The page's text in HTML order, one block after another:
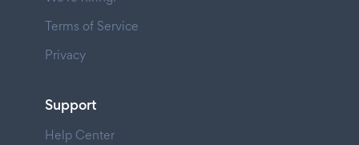
Terms of Service
Privacy
Support
Help Center